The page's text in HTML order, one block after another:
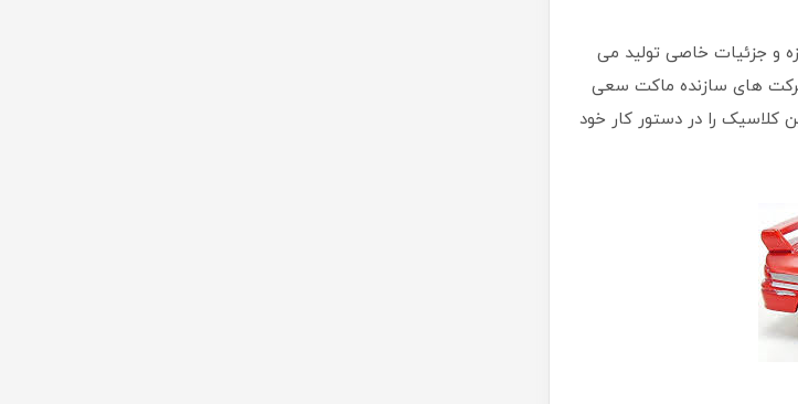
و جزئیات خاصی تولید می
شرکت های سازنده ماکت سعی
کلاسیک را در دستور کار خود